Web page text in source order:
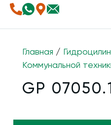
Главная /
Коммунальной
GP